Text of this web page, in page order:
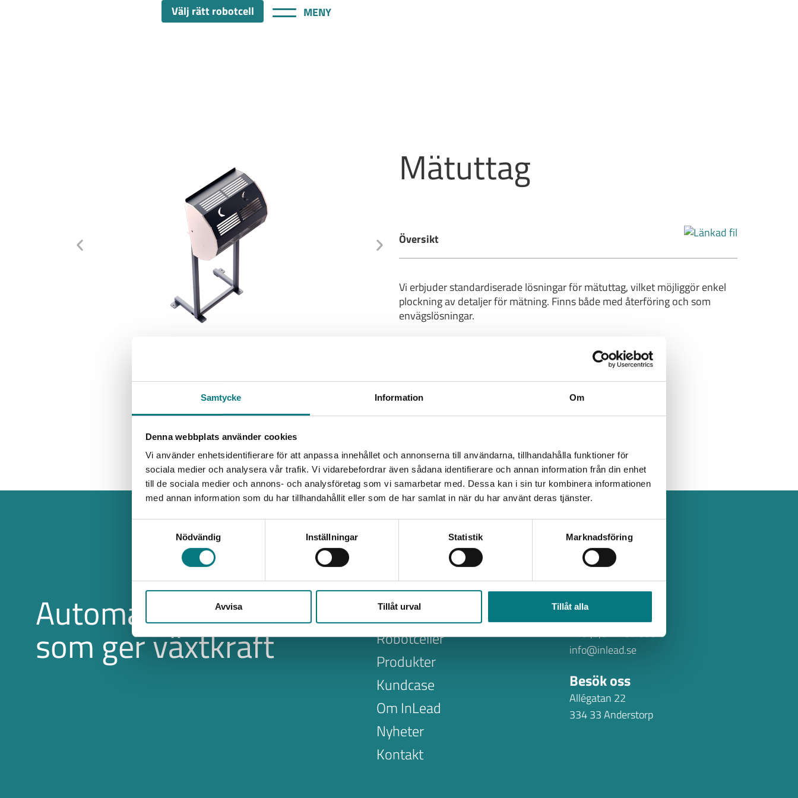
Samtycke Information Om
Denna webbplats använder cookies
Vi använder enhetsidentifierare för att anpassa innehållet och annonserna till användarna, tillhandahålla funktioner för
sociala medier och analysera vår trafik. Vi vidarebefordrar även sådana identifierare och annan information från din enhet
till de sociala medier och annons- och analysföretag som vi samarbetar med. Dessa kan i sin tur kombinera informationen
med annan information som du har tillhandahållit eller som de har samlat in när du har använt deras tjänster.
Nödvändig
Inställningar Statistik Marknadsföring
Avvisa Tillåt urval Tillåt alla
Välj rätt robotcell MENY
Mätuttag
Översikt
Vi erbjuder standardiserade lösningar för mätuttag, vilket möjliggör enkel
plockning av detaljer för mätning. Finns både med återföring och som
envägslösningar.
Automatisering
som ger växtkraft
Tjänster
Robotceller
Produkter
Kundcase
Om InLead
Nyheter
Kontakt
Kontakta oss
info@inlead.se
Besök oss
Allégatan 22
334 33 Anderstorp